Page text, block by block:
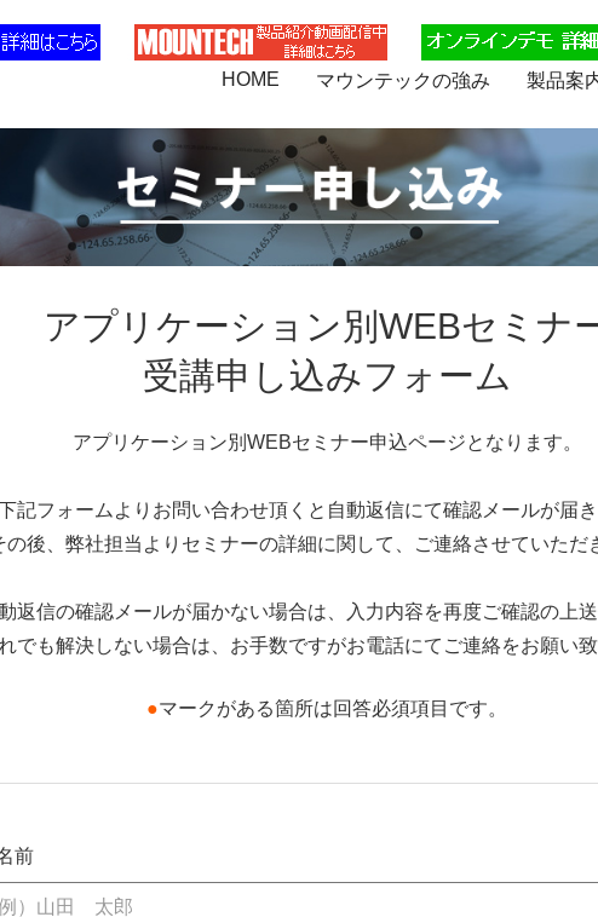
HOME マウンテックの強み 製品案
ナー)
アプリケーション別WEBセミナ
受講申し込みフォーム
アプリケーション別WEBセミナー申込ページとなります。
記フォームよりお問い合わせ頂くと自動返信にて確認メールが届き
の後、弊社担当よりセミナーの詳細に関して、ご連絡させていただ
返信の確認メールが届かない場合は、入力内容を再度ご確認の上送
でも解決しない場合は、お手数ですがお電話にてご連絡をお願い致
●マークがある箇所は回答必須項目です。
前